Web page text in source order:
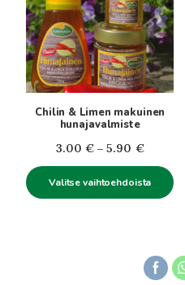
Chilin & Limen makuinen
hunajavalmiste
3.00 € – 5.90 €
3.00€
-
5.90€
Valitse vaihtoehdoista
useampi
muunnelma.
Voit
tehdä
valinnat